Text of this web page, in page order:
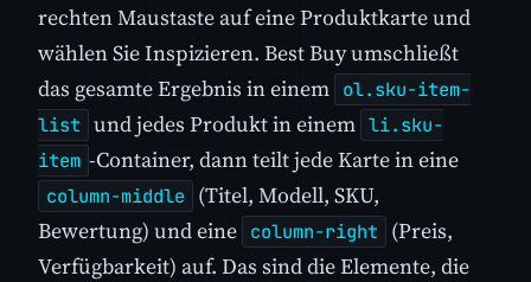
rechten Maustaste auf eine Produktkarte und
wählen Sie Inspizieren. Best Buy umschließt
das gesamte Ergebnis in einem ol.sku-item-
list und jedes Produkt in einem li.sku-
item -Container, dann teilt jede Karte in eine
column-middle
(Titel, Modell, SKU,
Bewertung) und eine column-right
(Preis,
Verfügbarkeit) auf. Das sind die Elemente, die